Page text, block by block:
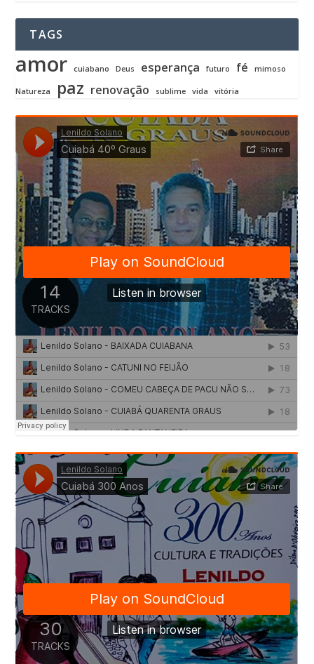
TAGS
amor cuiabano Deus esperança futuro fé mimoso
Natureza paz renovação sublime vida vitória